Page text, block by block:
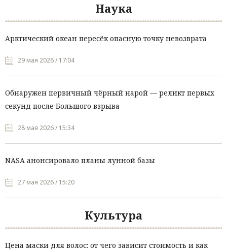
Наука
Арктический океан пересёк опасную точку невозврата
29 мая 2026 / 17:04
Обнаружен первичный чёрный нарой — реликт первых
секунд после Большого взрыва
28 мая 2026 / 15:34
NASA анонсировало планы лунной базы
27 мая 2026 / 15:20
Культура
Цена маски для волос: от чего зависит стоимость и как